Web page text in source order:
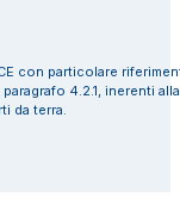
con particolare
4.2.1, inerenti
da terra.